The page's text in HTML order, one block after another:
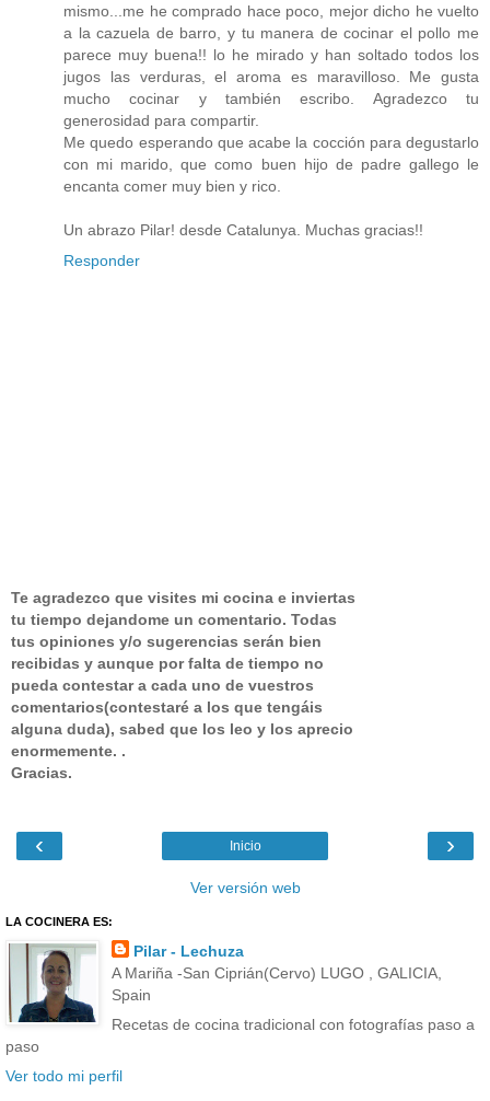
mismo...me he comprado hace poco, mejor dicho he vuelto
a la cazuela de barro, y tu manera de cocinar el pollo me
parece muy buena!! lo he mirado y han soltado todos los
jugos las verduras, el aroma es maravilloso. Me gusta
mucho cocinar y también escribo. Agradezco tu
generosidad para compartir.
Me quedo esperando que acabe la cocción para degustarlo
con mi marido, que como buen hijo de padre gallego le
encanta comer muy bien y rico.
Un abrazo Pilar! desde Catalunya. Muchas gracias!!
Responder
Te agradezco que visites mi cocina e inviertas
tu tiempo dejandome un comentario. Todas
tus opiniones y/o sugerencias serán bien
recibidas y aunque por falta de tiempo no
pueda contestar a cada uno de vuestros
comentarios(contestaré a los que tengáis
alguna duda), sabed que los leo y los aprecio
enormemente. .
Gracias.
‹ ›
Inicio
Ver versión web
LA COCINERA ES:
Pilar - Lechuza
A Mariña -San Ciprián(Cervo) LUGO , GALICIA,
Spain
Recetas de cocina tradicional con fotografías paso a
paso
Ver todo mi perfil